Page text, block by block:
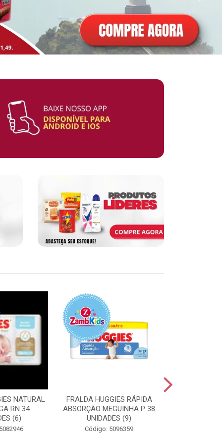
NATURAL
RN 34
(6)
FRALDA HUGGIES RÁPIDA
ABSORÇÃO MEGUINHA P 38
UNIDADES (9)
Código: 5096359